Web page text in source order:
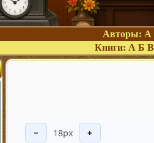
Авторы: А
Книги: А Б В
− 18px +